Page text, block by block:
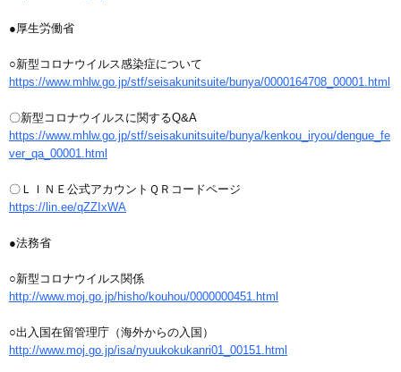
●厚生労働省
○新型コロナウイルス感染症について
https://www.mhlw.go.jp/stf/seisakunitsuite/bunya/0000164708_00001.html
〇新型コロナウイルスに関するQ&A
https://www.mhlw.go.jp/stf/seisakunitsuite/bunya/kenkou_iryou/dengue_fe
ver_qa_00001.html
〇ＬＩＮＥ公式アカウントＱＲコードページ
https://lin.ee/qZZIxWA
●法務省
○新型コロナウイルス関係
http://www.moj.go.jp/hisho/kouhou/0000000451.html
○出入国在留管理庁（海外からの入国）
http://www.moj.go.jp/isa/nyuukokukanri01_00151.html